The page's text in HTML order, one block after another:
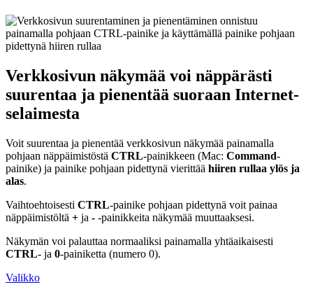
Verkkosivun näkymää voi näppärästi
suurentaa ja pienentää suoraan Internet-
selaimesta
Voit suurentaa ja pienentää verkkosivun näkymää painamalla
pohjaan näppäimistöstä CTRL-painikkeen (Mac: Command-
painike) ja painike pohjaan pidettynä vierittää hiiren rullaa ylös ja
alas.
Vaihtoehtoisesti CTRL-painike pohjaan pidettynä voit painaa
näppäimistöltä + ja - -painikkeita näkymää muuttaaksesi.
Näkymän voi palauttaa normaaliksi painamalla yhtäaikaisesti
CTRL- ja 0-painiketta (numero 0).
Valikko